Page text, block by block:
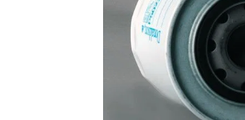
Motorolja lätta fordon
Övriga
Fordonskem
Motorolja tunga fordon